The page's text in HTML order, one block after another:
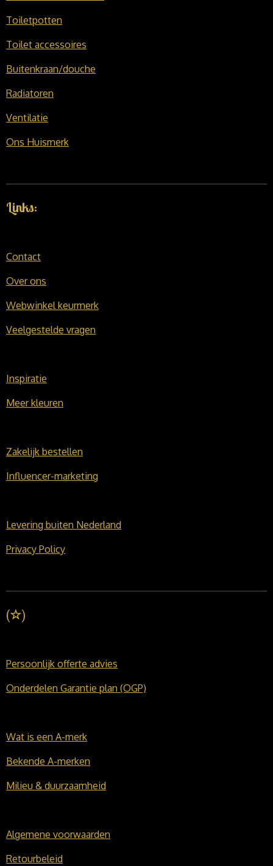
Toiletpotten
Toilet accessoires
Buitenkraan/douche
Radiatoren
Ventilatie
Ons Huismerk
Links:
Contact
Over ons
Webwinkel keurmerk
Veelgestelde vragen
Inspiratie
Meer kleuren
Zakelijk bestellen
Influencer-marketing
Levering buiten Nederland
Privacy Policy
(☆)
Persoonlijk offerte advies
Onderdelen Garantie plan (OGP)
Wat is een A-merk
Bekende A-merken
Milieu & duurzaamheid
Algemene voorwaarden
Retourbeleid